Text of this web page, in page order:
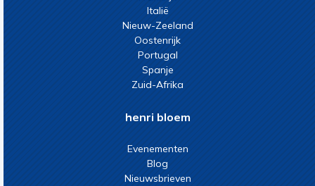
Italië
Nieuw-Zeeland
Oostenrijk
Portugal
Spanje
Zuid-Afrika
henri bloem
Evenementen
Blog
Nieuwsbrieven